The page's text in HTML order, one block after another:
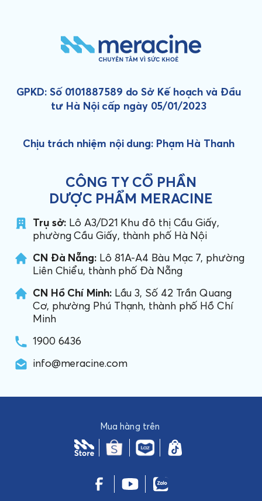
GPKD: Số 0101887589 do Sở Kế hoạch và Đầu
tư Hà Nội cấp ngày 05/01/2023
Chịu trách nhiệm nội dung: Phạm Hà Thanh
CÔNG TY CỔ PHẦN
DƯỢC PHẨM MERACINE
Trụ sở: Lô A3/D21 Khu đô thị Cầu Giấy,
phường Cầu Giấy, thành phố Hà Nội
CN Đà Nẵng: Lô 81A-A4 Bàu Mạc 7, phường
Liên Chiểu, thành phố Đà Nẵng
CN Hồ Chí Minh:Lầu 3, Số 42 Trần Quang
Cơ, phường Phú Thạnh, thành phố Hồ Chí
Minh
1900 6436
info@meracine.com
Mua hàng trên